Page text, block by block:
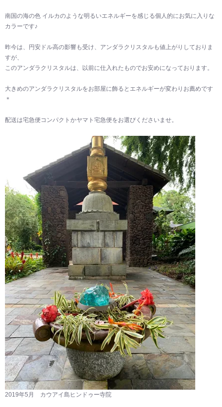
南国の海の色 イルカのような明るいエネルギーを感じる個人的にお気に入りな
カラーです♪
昨今は、円安ドル高の影響も受け、アンダラクリスタルも値上がりしておりま
すが、
このアンダラクリスタルは、以前に仕入れたものでお安めになっております。
大きめのアンダラクリスタルをお部屋に飾るとエネルギーが変わりお薦めです
＊
配送は宅急便コンパクトかヤマト宅急便をお選びくださいませ。
2019年5月 カウアイ島ヒンドゥー寺院